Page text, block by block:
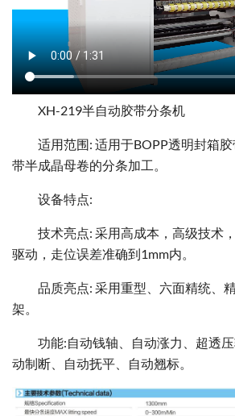
XH-219半自动胶带分条机
适用范围: 适用于BOPP透明封箱
带半成晶母卷的分条加工。
设备特点:
技术亮点: 采用高成本，高级技术
驱动，走位误差准确到1mm内。
品质亮点: 采用重型、六面精统、
架。
功能:自动钱轴、自动涨力、超透
动制断、自动抚平、自动翘标。